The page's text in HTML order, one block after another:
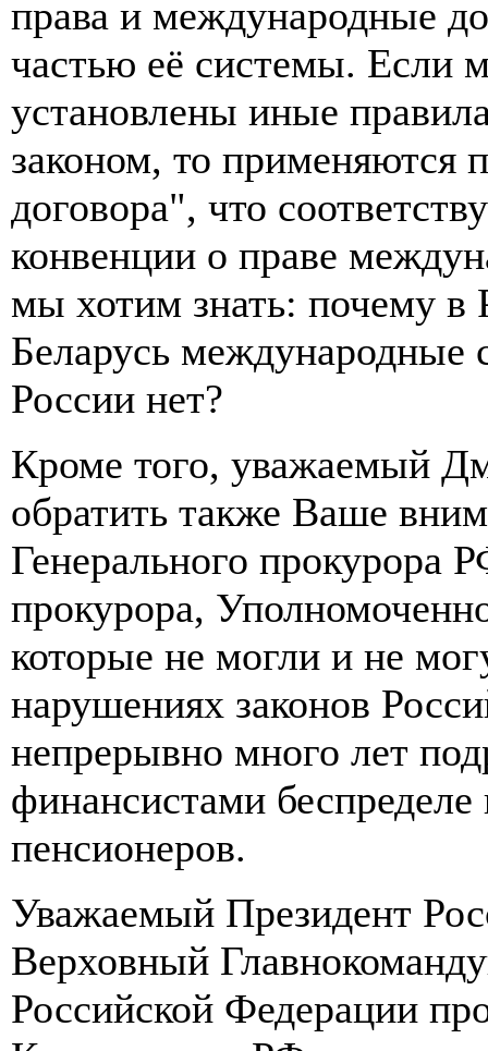
права и международные
частью её системы. Если
установлены иные
законом, то применяются
договора", что
конвенции о праве
мы хотим знать: почему в
Беларусь международные
России нет?
Кроме того, уважаемый
обратить также Ваше
Генерального прокурора
прокурора,
которые не могли и не
нарушениях законов
непрерывно много лет
финансистами
пенсионеров.
Уважаемый Президент
Верховный
Российской Федерации